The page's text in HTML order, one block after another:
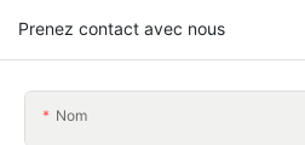
Prenez contact avec nous
Nom